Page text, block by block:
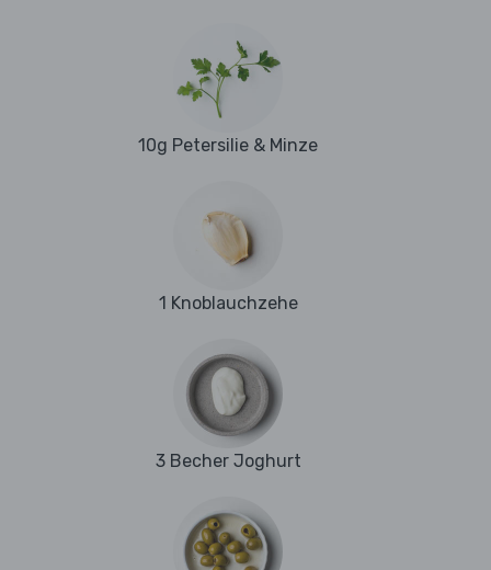
10g Petersilie & Minze
1 Knoblauchzehe
3 Becher Joghurt